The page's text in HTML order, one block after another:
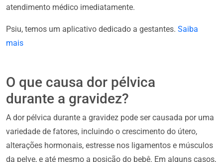
atendimento médico imediatamente.
Psiu, temos um aplicativo dedicado a gestantes. Saiba
mais
O que causa dor pélvica
durante a gravidez?
A dor pélvica durante a gravidez pode ser causada por uma
variedade de fatores, incluindo o crescimento do útero,
alterações hormonais, estresse nos ligamentos e músculos
da pelve, e até mesmo a posição do bebê. Em alguns casos,